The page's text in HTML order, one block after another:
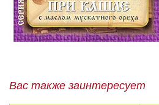
Вас также заинтересует